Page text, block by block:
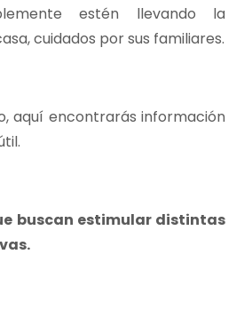
estén llevando la
cuidados por sus familiares.
aquí encontrarás información
buscan estimular distintas